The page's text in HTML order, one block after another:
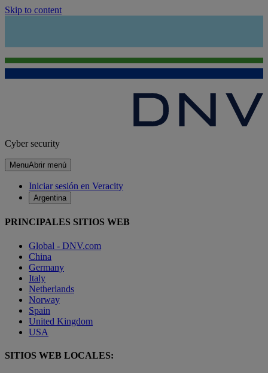
Skip to content
Cyber security
MenuAbrir menú
Iniciar sesión en Veracity
Argentina
PRINCIPALES SITIOS WEB
Global - DNV.com
China
Germany
Italy
Netherlands
Norway
Spain
United Kingdom
USA
SITIOS WEB LOCALES: